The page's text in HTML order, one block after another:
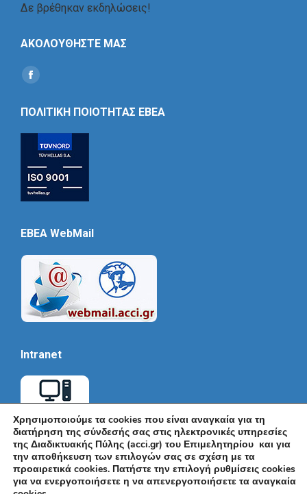
Δε βρέθηκαν εκδηλώσεις!
ΑΚΟΛΟΥΘΗΣΤΕ ΜΑΣ
Find us on:
Social
ΠΟΛΙΤΙΚΗ ΠΟΙΟΤΗΤΑΣ ΕΒΕΑ
EBEA WebMail
Intranet
Χρησιμοποιούμε τα cookies που είναι αναγκαία για τη
διατήρηση της σύνδεσής σας στις ηλεκτρονικές υπηρεσίες
της Διαδικτυακής Πύλης (acci.gr) του Επιμελητηρίου και για
την αποθήκευση των επιλογών σας σε σχέση με τα
προαιρετικά cookies. Πατήστε την επιλογή ρυθμίσεις cookies
για να ενεργοποιήσετε η να απενεργοποιήσετε τα αναγκαία